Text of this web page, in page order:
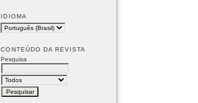
IDIOMA
CONTEÚDO DA REVISTA
Pesquisa